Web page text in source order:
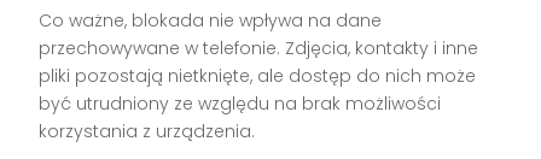
Co ważne, blokada nie wpływa na dane
przechowywane w telefonie. Zdjęcia, kontakty i inne
pliki pozostają nietknięte, ale dostęp do nich może
być utrudniony ze względu na brak możliwości
korzystania z urządzenia.